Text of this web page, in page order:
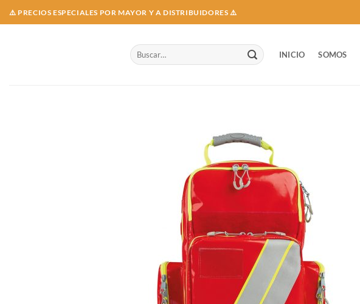
Skip
to
⚠️ PRECIOS ESPECIALES POR MAYOR Y A DISTRIBUIDORES ⚠️
Buscar
por:
INICIO SOMOS